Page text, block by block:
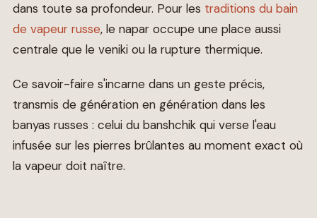
dans toute sa profondeur. Pour les traditions du bain
de vapeur russe, le napar occupe une place aussi
centrale que le veniki ou la rupture thermique.
Ce savoir-faire s'incarne dans un geste précis,
transmis de génération en génération dans les
banyas russes : celui du banshchik qui verse l'eau
infusée sur les pierres brûlantes au moment exact où
la vapeur doit naître.